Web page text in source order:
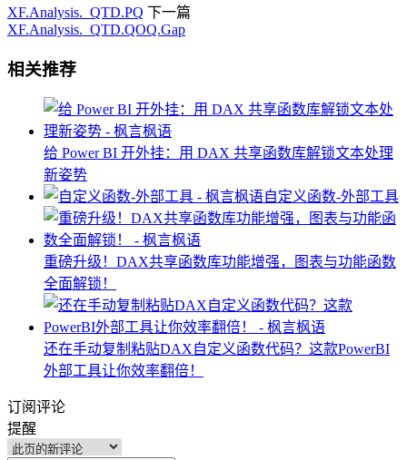
XF.Analysis._QTD.PQ 下一篇
XF.Analysis._QTD.QOQ.Gap
相关推荐
给 Power BI 开外挂：用 DAX 共享函数库解锁文本处理
新姿势
自定义函数-外部工具
重磅升级！DAX共享函数库功能增强，图表与功能函数
全面解锁！
还在手动复制粘贴DAX自定义函数代码？这款PowerBI
外部工具让你效率翻倍！
订阅评论
提醒